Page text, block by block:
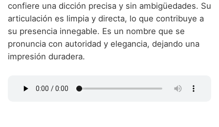
confiere una dicción precisa y sin ambigüedades. Su
articulación es limpia y directa, lo que contribuye a
su presencia innegable. Es un nombre que se
pronuncia con autoridad y elegancia, dejando una
impresión duradera.